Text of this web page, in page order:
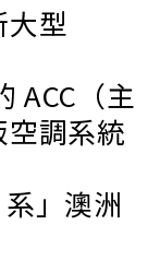
型
ACC（主
調系統
」澳洲